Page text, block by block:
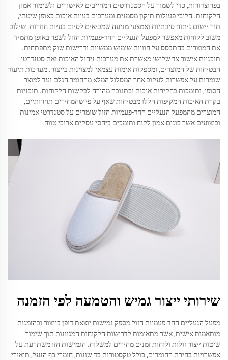
בפרוצדורות, כדי לשמור על הסטנדרטים המחייבים לאישורים ולשימור אמון
הלקוחות. הליכי פעולות תיקון מסמנים ומערבים בעיות איכות באופן שיטתי,
תוך יישום ניתוח סיבתיות ואמצעי מניעה שמביאים לסיום בעיות חוזרות. שילוב
משוב לקוחות מאפשר למפעל הנעליים החד-פעמיות הזול לשפר באופן מתמיד
את המוצרים בהתבסס על חוויות שימוש ממשיות ודרישות שוק מתפתחות.
תוכניות אישור צד שלישי מאשרת את מערכות ניהול האיכות ואת סטנדרטי
הבטיחות של המוצרים, ומספקות אימות עצמאי למצוינות בייצור. מערכות תיעוד
שומרות על אפשרות לעקוב אחר המסלול המלא מהחומר הגלם ועד למוצר
הסופי, ותומכות בחקירות איכות ובתגובה מהירה לבקשות הלקוחות. תוכניות
בקרת האיכות המקיפות הללו מבטיחות שאף על פי שהמחירים תחרותיים,
המוצרים מהמפעל הנעליים החד-פעמיות הזול שומרים על סטנדרטי אמינות
וביצועים אשר בונים אמון לקוח ותומכים ביחסי עסקים ארוכי טווח.
שירותי ייצור גמיש והטמעה לפי הזמנה
מפעל הנעליים החד-פעמיות הזול מספק גמישות יוצאת דופן בייצור ובהזמנות
מותאמות אישית, אשר מתאימות לדרישות הלקוחות המגוונות תוך שימור
שיטות ייצור זולות ולוחות זמנים מהירים למשלוח. הגמישות הזו משתרעת על
אפשרויות בחירת החומרים, כולל טקסטורות בד שונות, חומרי כף הנעל, תיאורי